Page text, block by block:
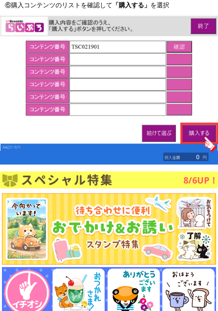
⑥購入コンテンツのリストを確認して 「購入する」 を選択
8/6UP！